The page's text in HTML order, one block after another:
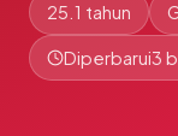
25.1 tahun
Diperbarui3